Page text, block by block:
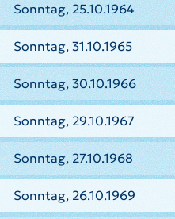
Sonntag, 25.10.1964
Sonntag, 31.10.1965
Sonntag, 30.10.1966
Sonntag, 29.10.1967
Sonntag, 27.10.1968
Sonntag, 26.10.1969